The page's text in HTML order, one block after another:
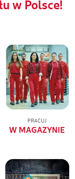
w Polsce!
PRACUJ
W MAGAZYNIE